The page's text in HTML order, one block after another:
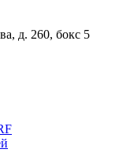
д. 260, бокс 5